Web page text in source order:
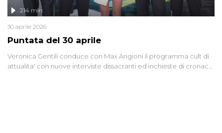
Puntata del 30 aprile
214 min
30 aprile 2026
Veronica Gentili conduce con Max Angioni il programma cult di
attualita' con nuove interviste dissacranti ed inchieste di cronaca